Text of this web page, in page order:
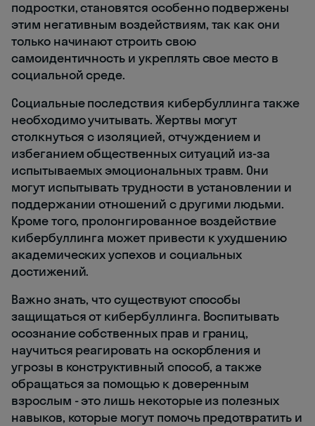
подростки, становятся особенно подвержены
этим негативным воздействиям, так как они
только начинают строить свою
самоидентичность и укреплять свое место в
социальной среде.
Социальные последствия кибербуллинга также
необходимо учитывать. Жертвы могут
столкнуться с изоляцией, отчуждением и
избеганием общественных ситуаций из-за
испытываемых эмоциональных травм. Они
могут испытывать трудности в установлении и
поддержании отношений с другими людьми.
Кроме того, пролонгированное воздействие
кибербуллинга может привести к ухудшению
академических успехов и социальных
достижений.
Важно знать, что существуют способы
защищаться от кибербуллинга. Воспитывать
осознание собственных прав и границ,
научиться реагировать на оскорбления и
угрозы в конструктивный способ, а также
обращаться за помощью к доверенным
взрослым - это лишь некоторые из полезных
навыков, которые могут помочь предотвратить и